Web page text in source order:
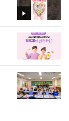
영
상